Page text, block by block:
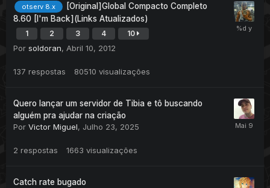
otserv 8.x
[Original]Global Compacto Completo
8.60 [I'm Back](Links Atualizados)
1 2 3 4 10
Por soldoran, Abril 10, 2012
137 respostas 80510 visualizações
Quero lançar um servidor de Tibia e tô buscando
alguém pra ajudar na criação
Por Victor Miguel, Julho 23, 2025
2 respostas 1663 visualizações
Catch rate bugado